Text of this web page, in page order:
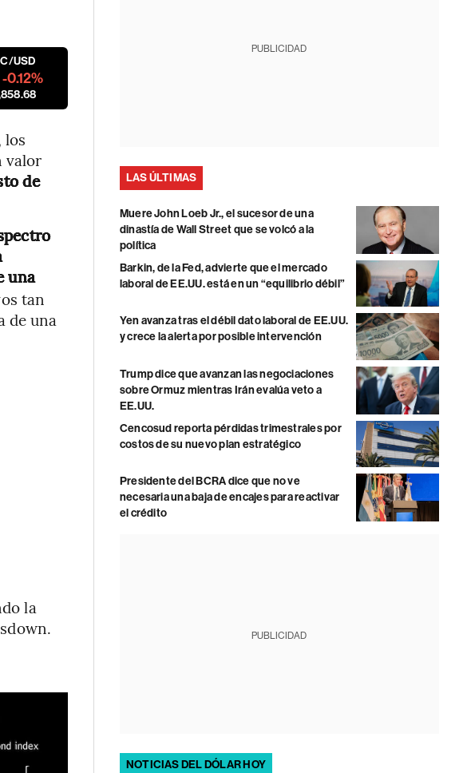
USD
-0.12%
los
valor
de
una
tan
de una
la
PUBLICIDAD
LAS ÚLTIMAS
Muere John Loeb Jr., el sucesor de una
dinastía de Wall Street que se volcó a la
política
Barkin, de la Fed, advierte que el mercado
laboral de EE.UU. está en un “equilibrio débil”
Yen avanza tras el débil dato laboral de EE.UU.
y crece la alerta por posible intervención
Trump dice que avanzan las negociaciones
sobre Ormuz mientras Irán evalúa veto a
EE.UU.
Cencosud reporta pérdidas trimestrales por
costos de su nuevo plan estratégico
Presidente del BCRA dice que no ve
necesaria una baja de encajes para reactivar
el crédito
PUBLICIDAD
NOTICIAS DEL DÓLAR HOY